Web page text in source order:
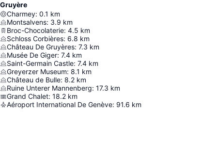
Gruyère
Charmey: 0.1 km
Montsalvens: 3.9 km
Broc-Chocolaterie: 4.5 km
Schloss Corbières: 6.8 km
Château De Gruyères: 7.3 km
Musée De Giger: 7.4 km
Saint-Germain Castle: 7.4 km
Greyerzer Museum: 8.1 km
Château de Bulle: 8.2 km
Ruine Unterer Mannenberg: 17.3 km
Grand Chalet: 18.2 km
Aéroport International De Genève: 91.6 km